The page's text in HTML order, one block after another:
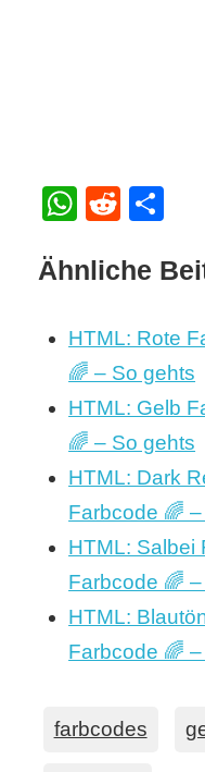
Reddit
Ähnliche
HTML: Rote
🌈 – So gehts
HTML: Gelb
🌈 – So gehts
HTML: Dark
Farbcode 🌈
HTML: Salbei
Farbcode 🌈
HTML:
Farbcode 🌈
farbcodes